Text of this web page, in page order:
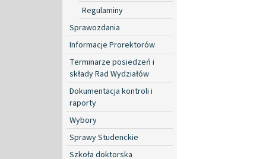
Regulaminy
Sprawozdania
Informacje Prorektorów
Terminarze posiedzeń i
składy Rad Wydziałów
Dokumentacja kontroli i
raporty
Wybory
Sprawy Studenckie
Szkoła doktorska